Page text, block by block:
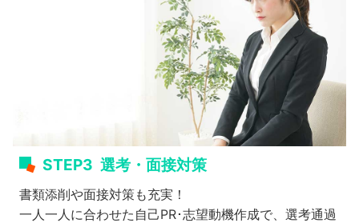
STEP3 選考・面接対策
書類添削や面接対策も充実！
一人一人に合わせた自己PR･志望動機作成で、選考通過